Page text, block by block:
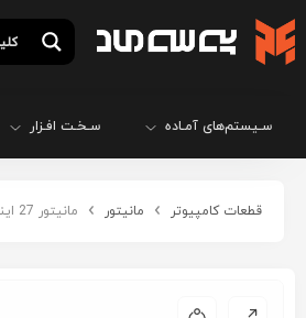
سـیستم‌های آمـاده سـخـت افـزار
قطعات کامپیوتر مانیتور مانیتور 27 اینچ ایسوس ASUS ROG SWIFT OLED PG27UCDM